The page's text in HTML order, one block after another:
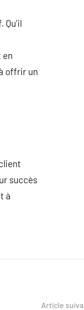
en
offrir un
succès
à
Article